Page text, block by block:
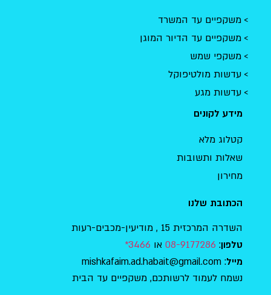
משקפיים עד המשרד
משקפיים עד הדיור המוגן
משקפי שמש
עדשות מולטיפוקל
עדשות מגע
מידע לקונים
קטלוג מלא
שאלות ותשובות
מחירון
הכתובת שלנו
השדרה המרכזית 15 , מודיעין-מכבים-רעות
טלפון:
08-9177286 או 3466*
מייל: mishkafaim.ad.habait@gmail.com
נשמח לעמוד לרשותכם, משקפיים עד הבית